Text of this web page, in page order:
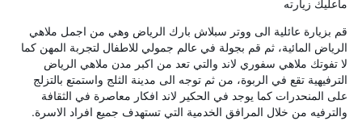
ماعليك زيارته
قم بزيارة عائلية الى ووتر سبلاش بارك الرياض وهي من اجمل ملاهي
الرياض المائية، ثم قم بجولة في عالم جمولي للاطفال لتجربة المهن كما
لا تفوتك ملاهي سفوري لاند والتي تعد من اكبر مدن ملاهي الرياض
الترفيهية تقع في الربوة، من ثم توجه الى مدينة الثلج واستمتع بالتزلج
على المنحدرات كما يوجد في الحكير لاند افكار معاصرة في الثقافة
والترفيه من خلال المرافق الخدمية التي تستهدف جميع افراد الاسرة.